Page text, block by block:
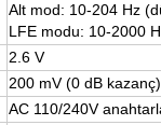
Alt mod: 10-204 Hz
LFE modu: 10-2000
2.6 V
200 mV (0 dB kazanç)
AC 110/240V